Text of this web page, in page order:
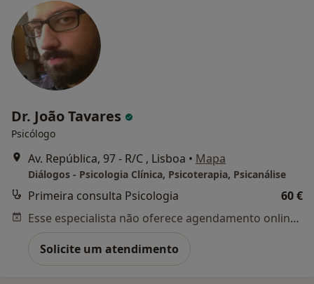
Dr. João Tavares
Psicólogo
Av. República, 97 - R/C , Lisboa • Mapa
Diálogos - Psicologia Clínica, Psicoterapia, Psicanálise
Primeira consulta Psicologia
60 €
Esse especialista não oferece agendamento online para esse endereço.
Solicite um atendimento